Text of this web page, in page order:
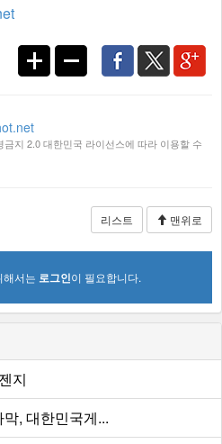
지 2.0 대한민국 라이선스에 따라 이용할 수
리스트 맨위로
해서는 로그인이 필요합니다.
지
, 대한민국게...